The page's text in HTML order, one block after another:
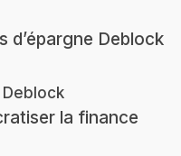
Deblock
la finance